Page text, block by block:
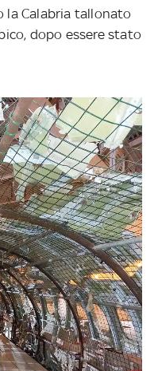
la Calabria tallonato
dopo essere stato